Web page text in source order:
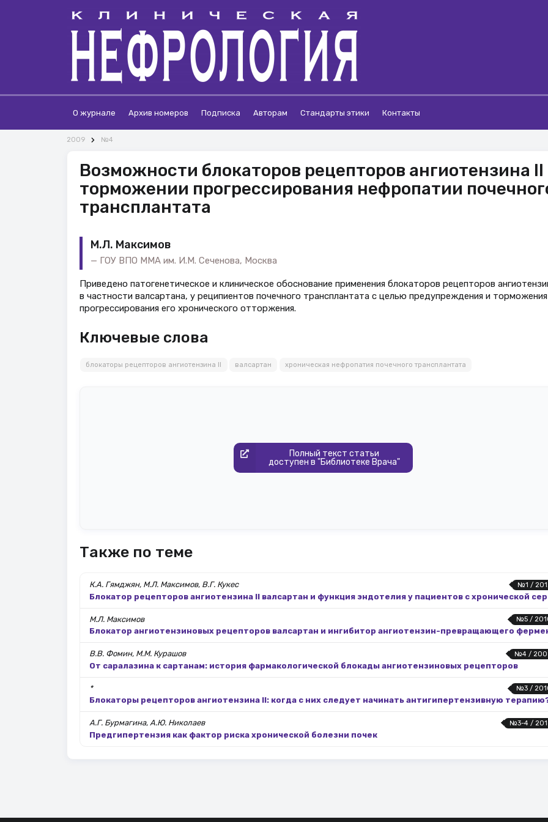
О журнале Архив номеров Подписка Авторам Стандарты этики Контакты
2009 №4
Возможности блокаторов рецепторов ангиотензина II
торможении прогрессирования нефропатии
трансплантата
М.Л. Максимов
ГОУ ВПО ММА им. И.М. Сеченова, Москва
Приведено патогенетическое и клиническое обоснование применения блокаторов рецепторов
в частности валсартана, у реципиентов почечного трансплантата с целью предупреждения и торможения
прогрессирования его хронического отторжения.
Ключевые слова
блокаторы рецепторов ангиотензина II валсартан хроническая нефропатия почечного трансплантата
Полный текст статьи
доступен в "Библиотеке Врача"
Также по теме
№1 /
К.А. Гямджян, М.Л. Максимов, В.Г. Кукес
Блокатор рецепторов ангиотензина II валсартан и функция эндотелия у пациентов с хронической
№5 /
М.Л. Максимов
Блокатор ангиотензиновых рецепторов валсартан и ингибитор ангиотензин-превращающего
№4 /
В.В. Фомин, М.М. Курашов
От саралазина к сартанам: история фармакологической блокады ангиотензиновых рецепторов
№3 /
*
Блокаторы рецепторов ангиотензина II: когда с них следует начинать антигипертензивную
№3-4 /
А.Г. Бурмагина, А.Ю. Николаев
Предгипертензия как фактор риска хронической болезни почек